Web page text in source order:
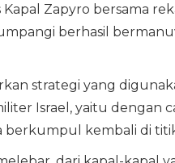
Zapyro bersama
berhasil
strategi yang
Israel, yaitu dengan
berkumpul kembali di